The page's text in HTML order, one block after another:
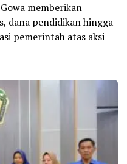
memberikan
dana pendidikan hingga
pemerintah atas aksi